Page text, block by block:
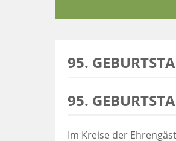
95.
95.
Im Kreise der